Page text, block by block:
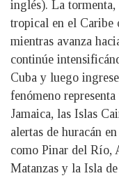
inglés). La tormenta,
tropical en el Caribe
mientras avanza
continúe
Cuba y luego
fenómeno
Jamaica, las Islas
alertas de huracán
como Pinar del Río,
Matanzas y la Isla